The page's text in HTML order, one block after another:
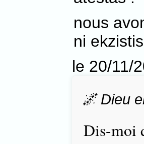
nous
ni
le 20/11/
🌌 Dieu
Dis-moi